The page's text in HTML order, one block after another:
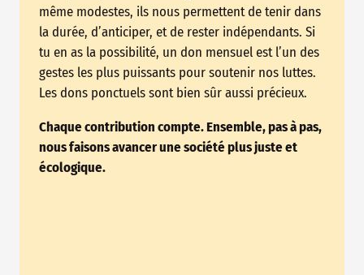
même modestes, ils nous permettent de tenir dans
la durée, d’anticiper, et de rester indépendants. Si
tu en as la possibilité, un don mensuel est l’un des
gestes les plus puissants pour soutenir nos luttes.
Les dons ponctuels sont bien sûr aussi précieux.
Chaque contribution compte. Ensemble, pas à pas,
nous faisons avancer une société plus juste et
écologique.